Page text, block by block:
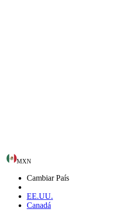
MXN
Cambiar País
EE.UU.
Canadá